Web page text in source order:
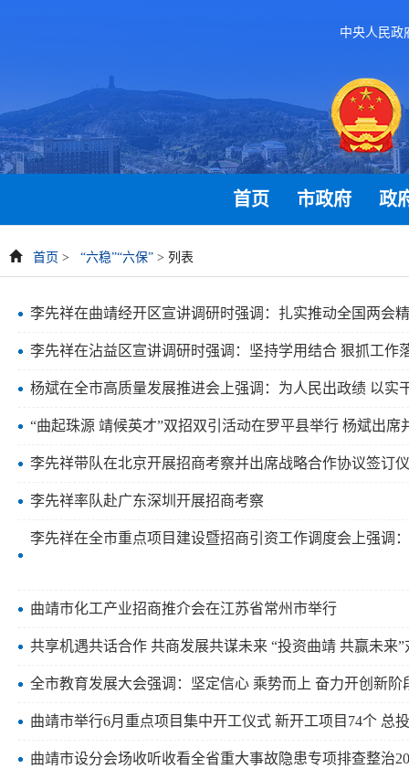
中央人民政
首页 市政府 政
首页 > “六稳”“六保” > 列表
李先祥在曲靖经开区宣讲调研时强调：扎实推动全国两会
李先祥在沾益区宣讲调研时强调：坚持学用结合 狠抓工作
杨斌在全市高质量发展推进会上强调：为人民出政绩 以
“曲起珠源 靖候英才”双招双引活动在罗平县举行 杨斌出
李先祥带队在北京开展招商考察并出席战略合作协议签订
李先祥率队赴广东深圳开展招商考察
李先祥在全市重点项目建设暨招商引资工作调度会上强调
曲靖市化工产业招商推介会在江苏省常州市举行
共享机遇共话合作 共商发展共谋未来 “投资曲靖 共赢未来
全市教育发展大会强调：坚定信心 乘势而上 奋力开创新
曲靖市举行6月重点项目集中开工仪式 新开工项目74个 总
曲靖市设分会场收听收看全省重大事故隐患专项排查整治